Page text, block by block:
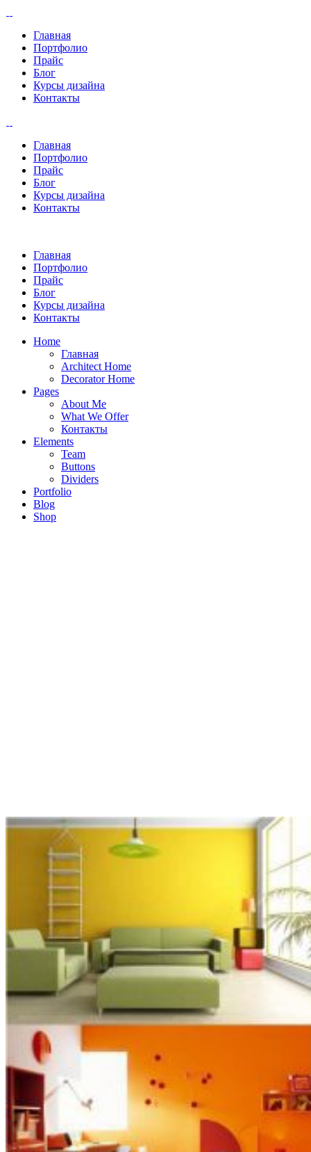
Главная
Портфолио
Прайс
Блог
Курсы дизайна
Контакты
Главная
Портфолио
Прайс
Блог
Курсы дизайна
Контакты
Главная
Портфолио
Прайс
Блог
Курсы дизайна
Контакты
Home
Главная
Architect Home
Decorator Home
Pages
About Me
What We Offer
Контакты
Elements
Team
Buttons
Dividers
Portfolio
Blog
Shop
Блог